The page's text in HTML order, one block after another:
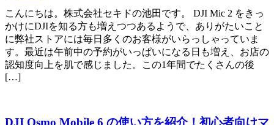
こんにちは。株式会社セキドの池田です。 DJI Mic 2 をきっ
かけにDJIを知る方も増えつつあるようで、ありがたいこと
に弊社ストアには毎日多くのお客様がいらっしゃっていま
す。最近は午前中の予約がいっぱいになる日も増え、お店の
認知度向上を肌で感じました。この1年間でたくさんの後
[…]